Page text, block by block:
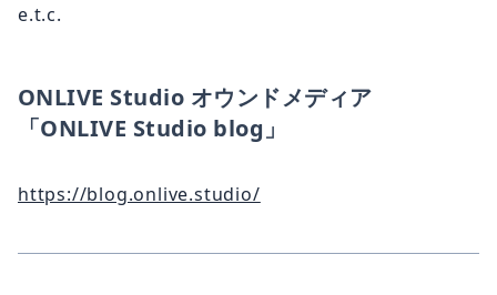
e.t.c.
ONLIVE Studio オウンドメディア
「ONLIVE Studio blog」
https://blog.onlive.studio/